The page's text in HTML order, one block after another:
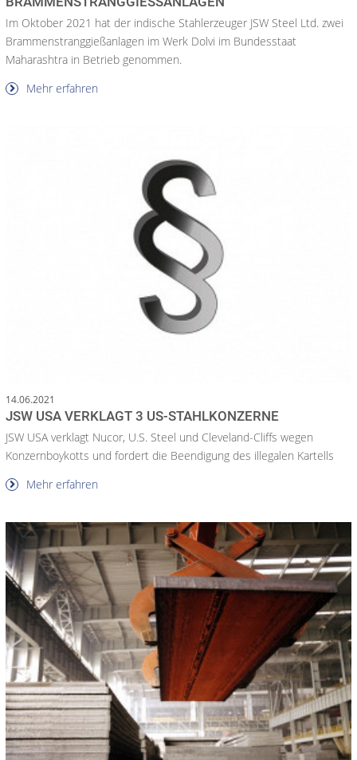
Im Oktober 2021 hat der indische Stahlerzeuger JSW Steel Ltd. zwei
Brammenstranggießanlagen im Werk Dolvi im Bundesstaat
Maharashtra in Betrieb genommen.
Mehr erfahren
14.06.2021
JSW USA VERKLAGT 3 US-STAHLKONZERNE
JSW USA verklagt Nucor, U.S. Steel und Cleveland-Cliffs wegen
Konzernboykotts und fordert die Beendigung des illegalen Kartells
Mehr erfahren